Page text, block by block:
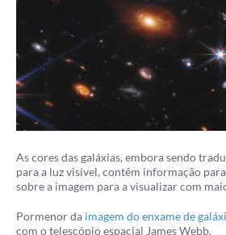
As cores das galáxias, embora sendo
para a luz visível, contêm informação
sobre a imagem para a visualizar com
Pormenor da imagem do enxame de
com o telescópio espacial James Webb.